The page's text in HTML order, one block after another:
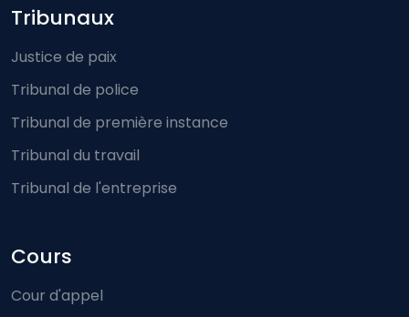
Footer-menu
Tribunaux
Justice de paix
Tribunal de police
Tribunal de première instance
Tribunal du travail
Tribunal de l'entreprise
Cours
Cour d'appel